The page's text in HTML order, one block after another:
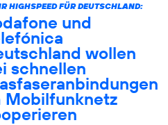
HIGHSPEED FÜR DEUTSCHLAND:
und
wollen
schnellen
Mobilfunknetz